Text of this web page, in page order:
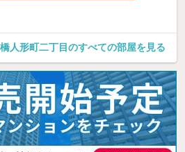
人形町二丁目のすべての部屋を見る